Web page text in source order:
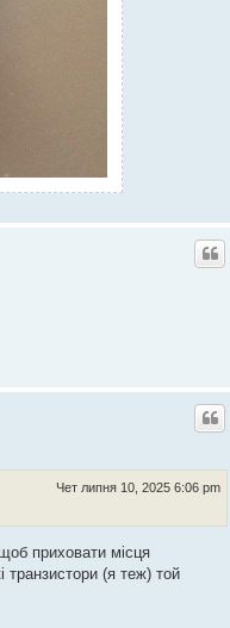
Чет липня 10, 2025 6:06 pm
приховати місця
транзистори (я теж) той